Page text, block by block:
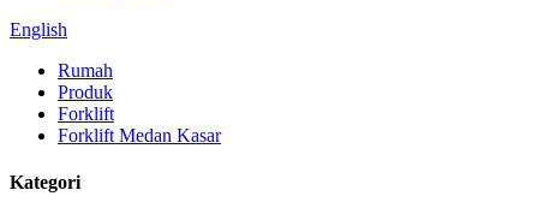
English
Rumah
Produk
Forklift
Forklift Medan Kasar
Kategori